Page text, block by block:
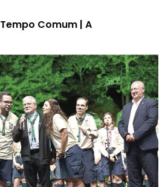
Comum | A